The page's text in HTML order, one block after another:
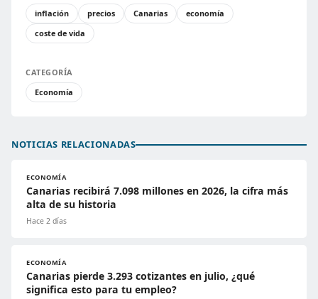
inflación
precios Canarias
economía
coste de vida
CATEGORÍA
Economía
NOTICIAS RELACIONADAS
ECONOMÍA
Canarias recibirá 7.098 millones en 2026, la cifra más
alta de su historia
Hace 2 días
ECONOMÍA
Canarias pierde 3.293 cotizantes en julio, ¿qué
significa esto para tu empleo?